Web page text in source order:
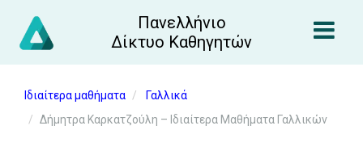
Πανελλήνιο
Δίκτυο Καθηγητών
Ιδιαίτερα μαθήματα
Γαλλικά
Δήμητρα Καρκατζούλη – Ιδιαίτερα Μαθήματα Γαλλικών